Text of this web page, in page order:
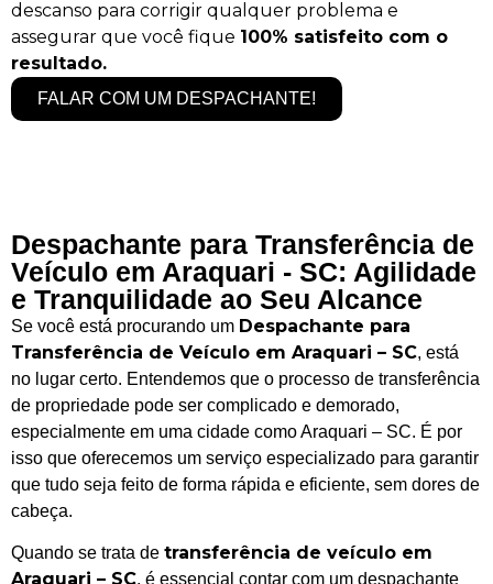
descanso para corrigir qualquer problema e
assegurar que você fique 100% satisfeito com o
resultado.
FALAR COM UM DESPACHANTE!
Despachante para Transferência de
Veículo em Araquari - SC: Agilidade
e Tranquilidade ao Seu Alcance
Se você está procurando um Despachante para
Transferência de Veículo em Araquari – SC, está
no lugar certo. Entendemos que o processo de transferência
de propriedade pode ser complicado e demorado,
especialmente em uma cidade como Araquari – SC. É por
isso que oferecemos um serviço especializado para garantir
que tudo seja feito de forma rápida e eficiente, sem dores de
cabeça.
Quando se trata de transferência de veículo em
Araquari – SC, é essencial contar com um despachante